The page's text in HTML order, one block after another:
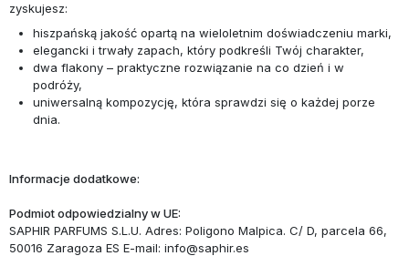
zyskujesz:
hiszpańską jakość opartą na wieloletnim doświadczeniu marki,
elegancki i trwały zapach, który podkreśli Twój charakter,
dwa flakony – praktyczne rozwiązanie na co dzień i w
podróży,
uniwersalną kompozycję, która sprawdzi się o każdej porze
dnia.
Informacje dodatkowe:
Podmiot odpowiedzialny w UE:
SAPHIR PARFUMS S.L.U. Adres: Poligono Malpica. C/ D, parcela 66,
50016 Zaragoza ES E-mail: info@saphir.es